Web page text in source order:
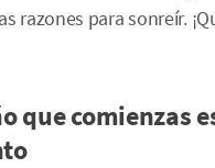
razones para sonreír.
que comienzas